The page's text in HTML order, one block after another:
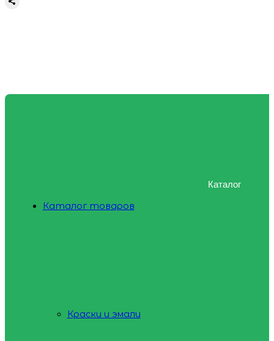
Каталог
Каталог товаров
Краски и эмали